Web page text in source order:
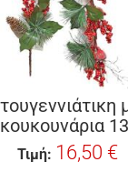
Τιμή: 16,50 €